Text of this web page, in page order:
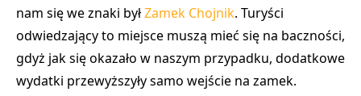
nam się we znaki byłZamek Chojnik. Turyści
odwiedzający to miejsce muszą mieć się na baczności,
gdyż jak się okazało w naszym przypadku, dodatkowe
wydatki przewyższyły samo wejście na zamek.